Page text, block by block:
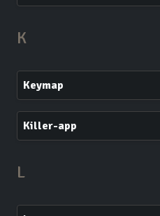
K
Keymap
Killer-app
L